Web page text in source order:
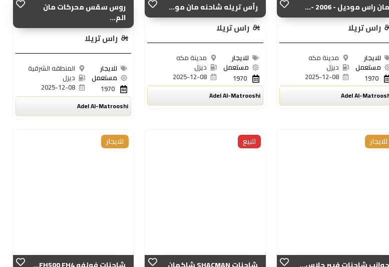
مان راس موديل - 2006 -...
راس تريلا
للايجار
مستعمل
1970
مدينة مكه
ديزل
2025-12-08
Adel Al-
رأس تريله شاحنه مان مو...
راس تريلا
للايجار
مستعمل
1970
مدينة مكه
ديزل
2025-12-08
Adel Al-Matrooshi
روس سقس محركات مان
الم...
راس تريلا
للايجار
مستعمل
1970
المنطقه الشرقية
ديزل
2025-12-08
Adel Al-Matrooshi
للايجار للبيع للايجار